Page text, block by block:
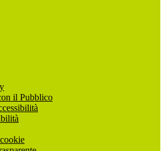
il Pubblico